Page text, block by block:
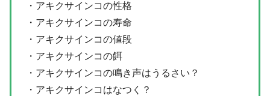
・アキクサインコの性格
・アキクサインコの寿命
・アキクサインコの値段
・アキクサインコの餌
・アキクサインコの鳴き声はうるさい？
・アキクサインコはなつく？